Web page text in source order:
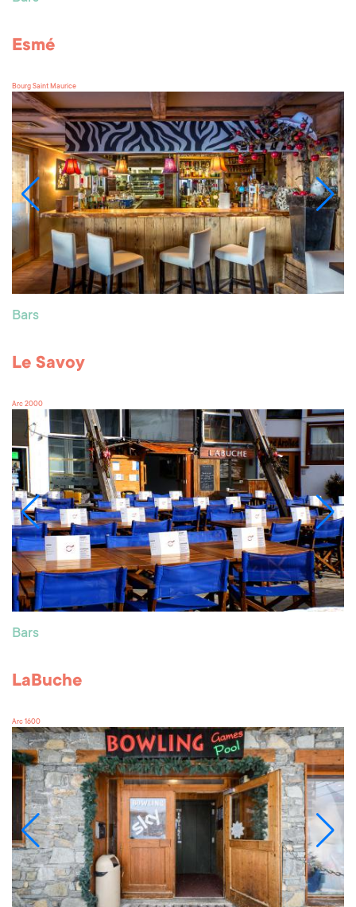
Esmé
Bourg Saint Maurice
Bars
Le Savoy
Arc 2000
Bars
LaBuche
Arc 1600